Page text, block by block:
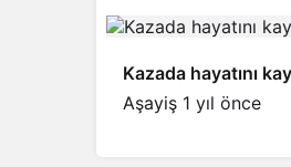
Kazada hayatını
Aşayiş 1 yıl önce